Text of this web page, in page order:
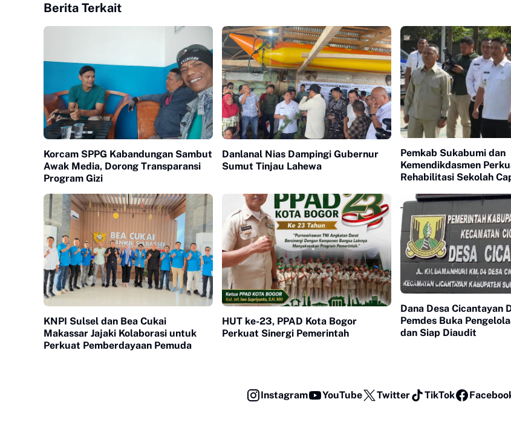
Berita Terkait
Korcam SPPG Kabandungan Sambut
Awak Media, Dorong Transparansi
Program Gizi
Danlanal Nias Dampingi Gubernur
Sumut Tinjau Lahewa
Pemkab Sukabumi dan
Kemendikdasmen
Rehabilitasi Sekolah
KNPI Sulsel dan Bea Cukai
Makassar Jajaki Kolaborasi untuk
Perkuat Pemberdayaan Pemuda
HUT ke-23, PPAD Kota Bogor
Perkuat Sinergi Pemerintah
Dana Desa Cicantayan
Pemdes Buka
dan Siap Diaudit
Instagram YouTube Twitter TikTok